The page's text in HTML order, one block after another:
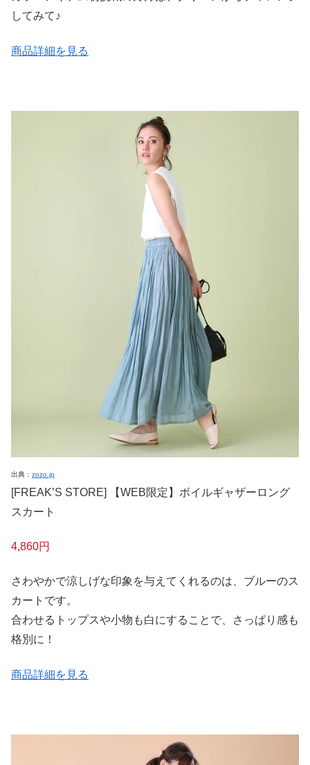
してみて♪
商品詳細を見る
出典： zozo.jp
[FREAK’S STORE] 【WEB限定】ボイルギャザーロング
スカート
4,860円
さわやかで涼しげな印象を与えてくれるのは、ブルーのス
カートです。
合わせるトップスや小物も白にすることで、さっぱり感も
格別に！
商品詳細を見る